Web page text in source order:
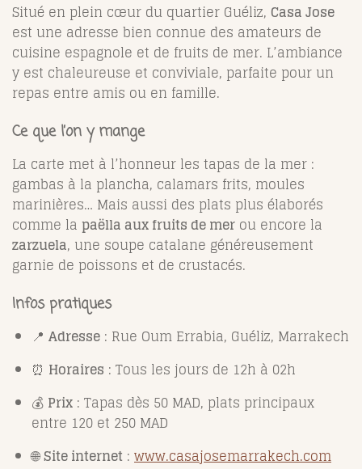
Situé en plein cœur du quartier Guéliz, Casa Jose
est une adresse bien connue des amateurs de
cuisine espagnole et de fruits de mer. L’ambiance
y est chaleureuse et conviviale, parfaite pour un
repas entre amis ou en famille.
Ce que l’on y mange
La carte met à l’honneur les tapas de la mer :
gambas à la plancha, calamars frits, moules
marinières… Mais aussi des plats plus élaborés
comme la paëlla aux fruits de mer ou encore la
zarzuela, une soupe catalane généreusement
garnie de poissons et de crustacés.
Infos pratiques
📍 Adresse : Rue Oum Errabia, Guéliz, Marrakech
⏰ Horaires : Tous les jours de 12h à 02h
💰 Prix : Tapas dès 50 MAD, plats principaux
entre 120 et 250 MAD
🌐Site internet : www.casajosemarrakech.com